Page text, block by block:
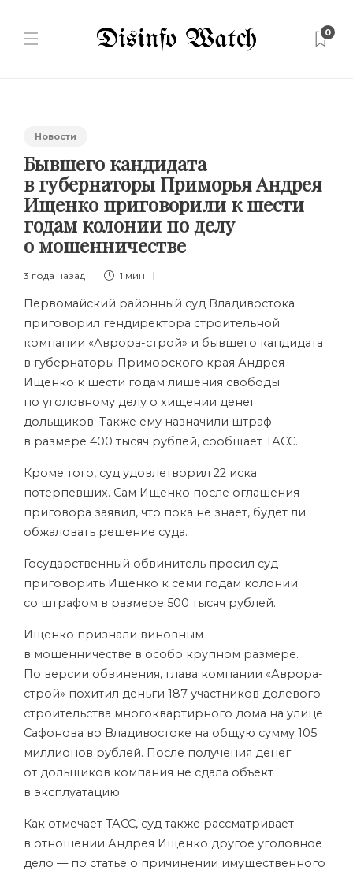
0
Новости
Бывшего кандидата
в губернаторы Приморья Андрея
Ищенко приговорили к шести
годам колонии по делу
о мошенничестве
3 года назад 1 мин
Первомайский районный суд Владивостока
приговорил гендиректора строительной
компании «Аврора-строй» и бывшего кандидата
в губернаторы Приморского края Андрея
Ищенко к шести годам лишения свободы
по уголовному делу о хищении денег
дольщиков. Также ему назначили штраф
в размере 400 тысяч рублей, сообщает ТАСС.
Кроме того, суд удовлетворил 22 иска
потерпевших. Сам Ищенко после оглашения
приговора заявил, что пока не знает, будет ли
обжаловать решение суда.
Государственный обвинитель просил суд
приговорить Ищенко к семи годам колонии
со штрафом в размере 500 тысяч рублей.
Ищенко признали виновным
в мошенничестве в особо крупном размере.
По версии обвинения, глава компании «Аврора-
строй» похитил деньги 187 участников долевого
строительства многоквартирного дома на улице
Сафонова во Владивостоке на общую сумму 105
миллионов рублей. После получения денег
от дольщиков компания не сдала объект
в эксплуатацию.
Как отмечает ТАСС, суд также рассматривает
в отношении Андрея Ищенко другое уголовное
дело — по статье о причинении имущественного